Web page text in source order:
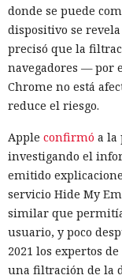
donde se puede
dispositivo se
precisó que la
navegadores — por
Chrome no está
reduce el riesgo.
Apple confirmó a la
investigando el
emitido
servicio Hide My
similar que
usuario, y poco
2021 los expertos
una filtración de la